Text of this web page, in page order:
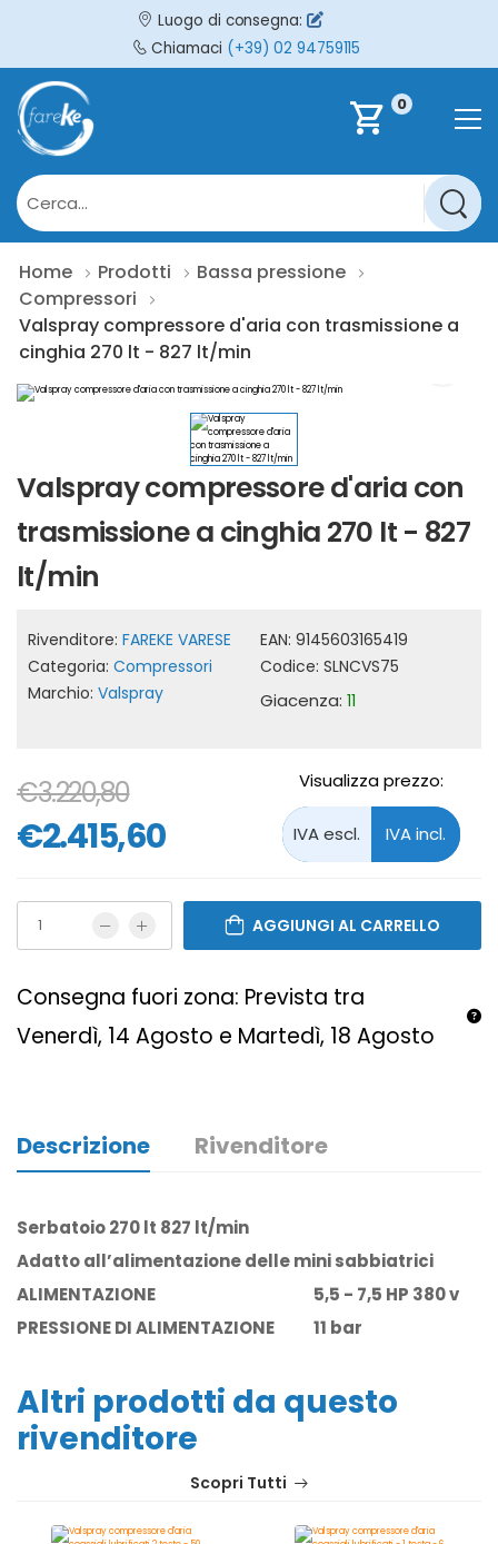
Luogo di consegna:
Chiamaci (+39) 02 94759115
shopping_cart 0
Home Prodotti
Bassa pressione
Compressori
Valspray compressore d'aria con trasmissione a
cinghia 270 lt - 827 lt/min
Valspray compressore d'aria con
trasmissione a cinghia 270 lt - 827
lt/min
Rivenditore: FAREKE VARESE
Categoria: Compressori
Marchio: Valspray
EAN: 9145603165419
Codice: SLNCVS75
Giacenza: 11
€3.220,80
€2.415,60
Visualizza prezzo:
AGGIUNGI AL CARRELLO
Consegna fuori zona: Prevista tra
Venerdì, 14 Agosto e Martedì, 18 Agosto
Descrizione Rivenditore
Serbatoio 270 lt 827 lt/min
Adatto all’alimentazione delle mini sabbiatrici
ALIMENTAZIONE
5,5 - 7,5 HP 380 v
PRESSIONE DI ALIMENTAZIONE
11 bar
Altri prodotti da questo
rivenditore
Scopri Tutti